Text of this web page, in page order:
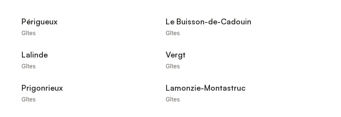
Périgueux
Gîtes
Le Buisson-de-Cadouin
Gîtes
Lalinde
Gîtes
Vergt
Gîtes
Prigonrieux
Gîtes
Lamonzie-Montastruc
Gîtes